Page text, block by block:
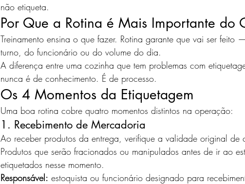
não etiqueta.
Por Que a Rotina é Mais Importante do
Treinamento ensina o que fazer. Rotina garante que vai ser feito
turno, do funcionário ou do volume do dia.
A diferença entre uma cozinha que tem problemas com
nunca é de conhecimento. É de processo.
Os 4 Momentos da Etiquetagem
Uma boa rotina cobre quatro momentos distintos na operação:
1. Recebimento de Mercadoria
Ao receber produtos da entrega, verifique a validade original de
Produtos que serão fracionados ou manipulados antes de ir ao
etiquetados nesse momento.
Responsável: estoquista ou funcionário designado para